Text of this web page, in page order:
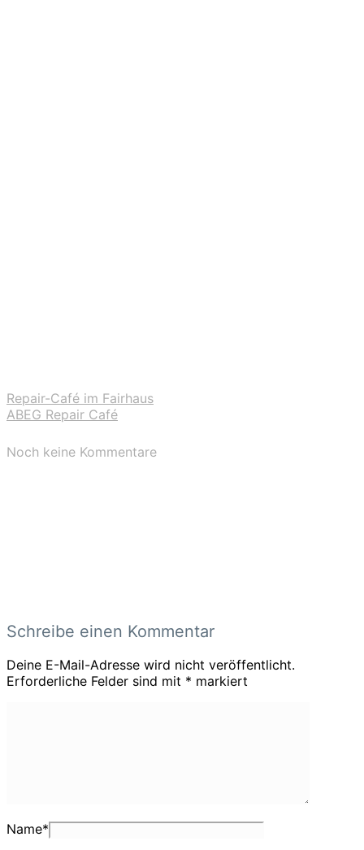
Repair-Café im Fairhaus
ABEG Repair Café
Noch keine Kommentare
Schreibe einen Kommentar
Deine E-Mail-Adresse wird nicht veröffentlicht.
Erforderliche Felder sind mit * markiert
Name*